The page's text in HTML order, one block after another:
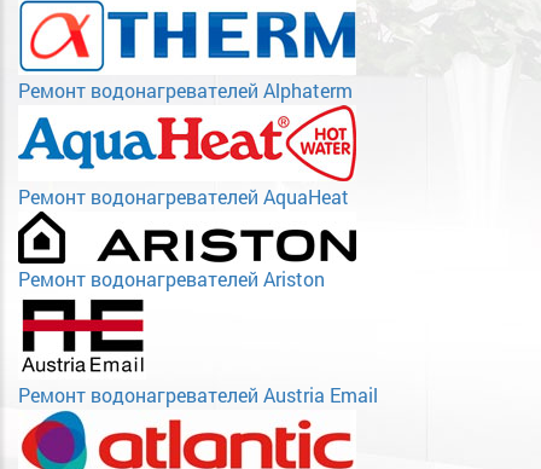
Ремонт водонагревателей Alphaterm
Ремонт водонагревателей AquaHeat
Ремонт водонагревателей Ariston
Ремонт водонагревателей Austria Email